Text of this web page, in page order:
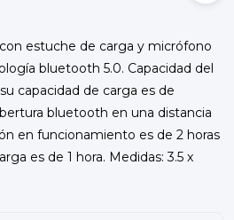
estuche de carga y micrófono
bluetooth 5.0. Capacidad del
capacidad de carga es de
bluetooth en una distancia
en funcionamiento es de 2 horas
es de 1 hora. Medidas: 3.5 x